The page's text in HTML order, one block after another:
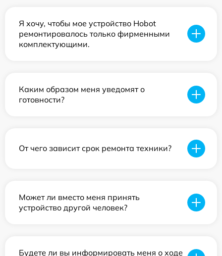
Я хочу, чтобы мое устройство Hobot
ремонтировалось только фирменными
комплектующими.
Каким образом меня уведомят о
готовности?
От чего зависит срок ремонта техники?
Может ли вместо меня принять
устройство другой человек?
Будете ли вы информировать меня о ходе